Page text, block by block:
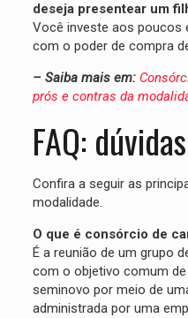
deseja presentear um
Você investe aos poucos
com o poder de compra
– Saiba mais em:
prós e contras da
FAQ:
Confira a seguir as
modalidade.
O que é consórcio de
É a reunião de um grupo
com o objetivo comum
seminovo por meio de
administrada por uma